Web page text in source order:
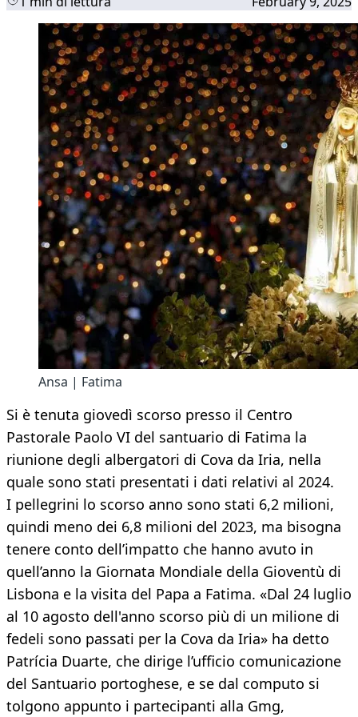
Ansa | Fatima
Si è tenuta giovedì scorso presso il Centro
Pastorale Paolo VI del santuario di Fatima la
riunione degli albergatori di Cova da Iria, nella
quale sono stati presentati i dati relativi al 2024.
I pellegrini lo scorso anno sono stati 6,2 milioni,
quindi meno dei 6,8 milioni del 2023, ma bisogna
tenere conto dell’impatto che hanno avuto in
quell’anno la Giornata Mondiale della Gioventù di
Lisbona e la visita del Papa a Fatima. «Dal 24 luglio
al 10 agosto dell'anno scorso più di un milione di
fedeli sono passati per la Cova da Iria» ha detto
Patrícia Duarte, che dirige l’ufficio comunicazione
del Santuario portoghese, e se dal computo si
tolgono appunto i partecipanti alla Gmg,